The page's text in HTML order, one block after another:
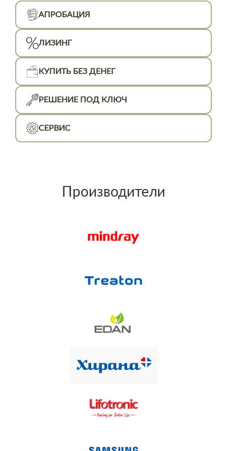
АПРОБАЦИЯ
ЛИЗИНГ
КУПИТЬ БЕЗ ДЕНЕГ
РЕШЕНИЕ ПОД КЛЮЧ
СЕРВИС
Производители